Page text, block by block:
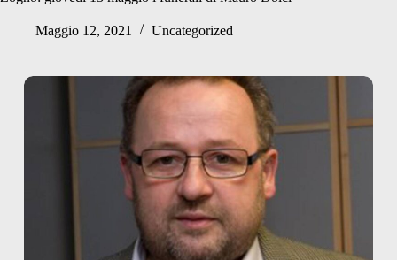
Maggio 12, 2021 Uncategorized